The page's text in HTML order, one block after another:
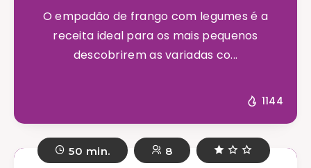
O empadão de frango com legumes é a
receita ideal para os mais pequenos
descobrirem as variadas co...
1144
50 min. 8